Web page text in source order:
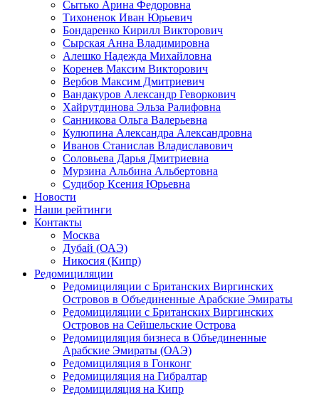
Сытько Арина Федоровна
Тихоненок Иван Юрьевич
Бондаренко Кирилл Викторович
Сырская Анна Владимировна
Алешко Надежда Михайловна
Коренев Максим Викторович
Вербов Максим Дмитриевич
Вандакуров Александр Геворкович
Хайрутдинова Эльза Ралифовна
Санникова Ольга Валерьевна
Кулюпина Александра Александровна
Иванов Станислав Владиславович
Соловьева Дарья Дмитриевна
Мурзина Альбина Альбертовна
Судибор Ксения Юрьевна
Новости
Наши рейтинги
Контакты
Москва
Дубай (ОАЭ)
Никосия (Кипр)
Редомициляции
Редомициляции с Британских Виргинских
Островов в Объединенные Арабские Эмираты
Редомициляции с Британских Виргинских
Островов на Сейшельские Острова
Редомициляция бизнеса в Объединенные
Арабские Эмираты (ОАЭ)
Редомициляция в Гонконг
Редомициляция на Гибралтар
Редомициляция на Кипр